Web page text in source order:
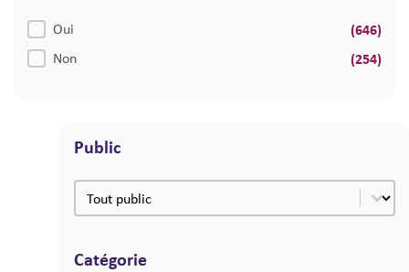
Modèles d'actes
Oui (646)
Non (254)
Public
Public
Public
Catégorie